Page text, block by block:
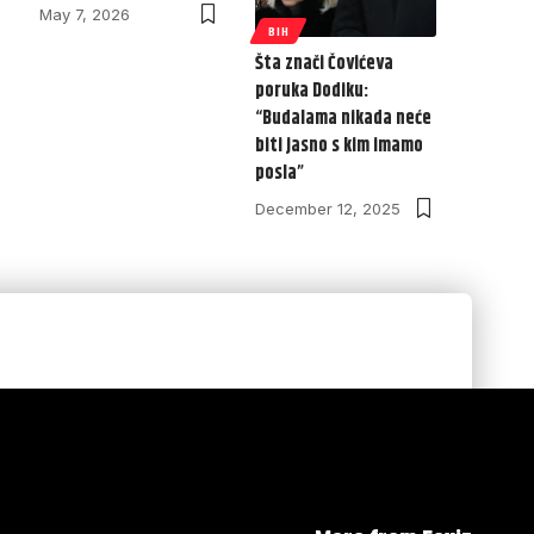
May 7, 2026
BIH
Šta znači Čovićeva
poruka Dodiku:
“Budalama nikada neće
biti jasno s kim imamo
posla”
December 12, 2025